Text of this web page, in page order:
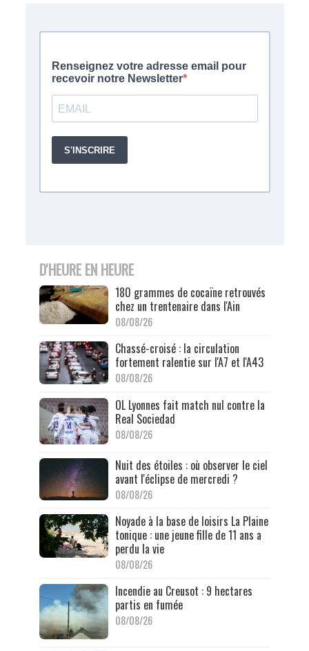
D'HEURE EN HEURE
180 grammes de cocaïne retrouvés
chez un trentenaire dans l'Ain
08/08/26
Chassé-croisé : la circulation
fortement ralentie sur l'A7 et l'A43
08/08/26
OL Lyonnes fait match nul contre la
Real Sociedad
08/08/26
Nuit des étoiles : où observer le ciel
avant l'éclipse de mercredi ?
08/08/26
Noyade à la base de loisirs La Plaine
tonique : une jeune fille de 11 ans a
perdu la vie
08/08/26
Incendie au Creusot : 9 hectares
partis en fumée
08/08/26